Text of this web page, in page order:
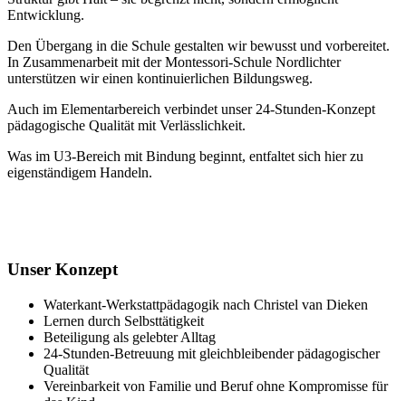
Entwicklung.
Den Übergang in die Schule gestalten wir bewusst und vorbereitet.
In Zusammenarbeit mit der Montessori-Schule Nordlichter
unterstützen wir einen kontinuierlichen Bildungsweg.
Auch im Elementarbereich verbindet unser 24-Stunden-Konzept
pädagogische Qualität mit Verlässlichkeit.
Was im U3-Bereich mit Bindung beginnt, entfaltet sich hier zu
eigenständigem Handeln.
Unser Konzept
Waterkant-Werkstattpädagogik nach Christel van Dieken
Lernen durch Selbsttätigkeit
Beteiligung als gelebter Alltag
24-Stunden-Betreuung mit gleichbleibender pädagogischer
Qualität
Vereinbarkeit von Familie und Beruf ohne Kompromisse für